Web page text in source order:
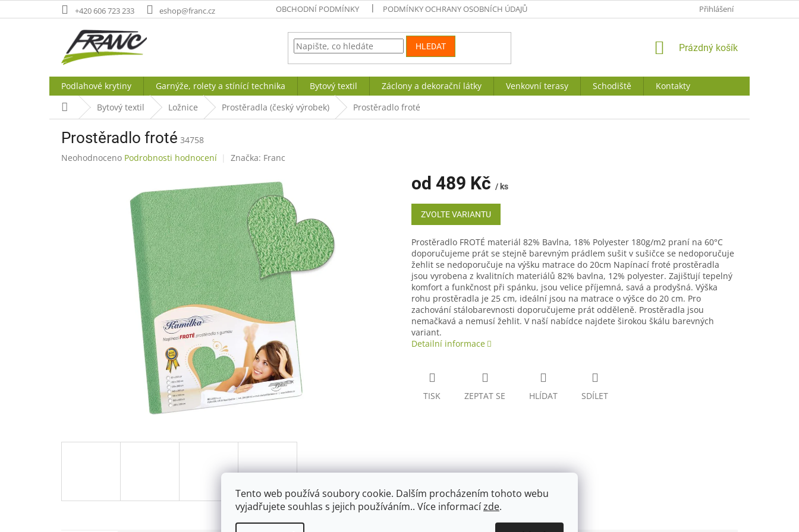
Tento web používá soubory cookie. Dalším procházením tohoto webu
vyjadřujete souhlas s jejich používáním.. Více informacízde.
na
+420 606 723 233 eshop@franc.cz OBCHODNÍ PODMÍNKY PODMÍNKY OCHRANY OSOBNÍCH ÚDAJŮ Přihlášení
HLEDAT
NÁKUPNÍ
Prázdný košík
Podlahové krytiny Garnýže, rolety a stínící technika Bytový textil Záclony a dekorační látky Venkovní terasy Schodiště
Kontakty
Domů Bytový textil Ložnice Prostěradla (český výrobek) Prostěradlo froté
Prostěradlo froté 34758
Průměrné
Neohodnoceno Podrobnosti hodnocení Značka: Franc
od 489 Kč / ks
Měrná
cena:
ZVOLTE VARIANTU
Prostěradlo FROTÉ materiál 82% Bavlna, 18% Polyester 180g/m2 praní na 60°C
doporučujeme prát se stejně barevným prádlem sušit v sušičce se nedoporučuje
žehlit se nedoporučuje na výšku matrace do 20cm Napínací froté prostěradla
jsou vyrobena z kvalitních materiálů 82% bavlna, 12% polyester. Zajišťují tepelný
komfort a funkčnost při spánku, jsou velice příjemná, savá a prodyšná. Výška
rohu prostěradla je 25 cm, ideální jsou na matrace o výšce do 20 cm. Pro
zachování stálobarevnosti doporučujeme prát odděleně. Prostěradla jsou
nemačkavá a nemusí žehlit. V naší nabídce najdete širokou škálu barevných
variant.
Detailní informace
TISK ZEPTAT SE HLÍDAT SDÍLET